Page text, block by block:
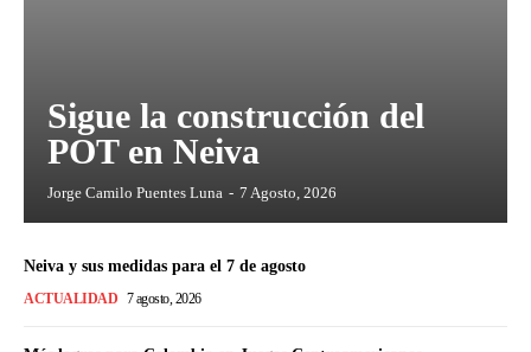
Sigue la construcción del
POT en Neiva
Jorge Camilo Puentes Luna - 7 Agosto, 2026
Neiva y sus medidas para el 7 de agosto
ACTUALIDAD 7 agosto, 2026